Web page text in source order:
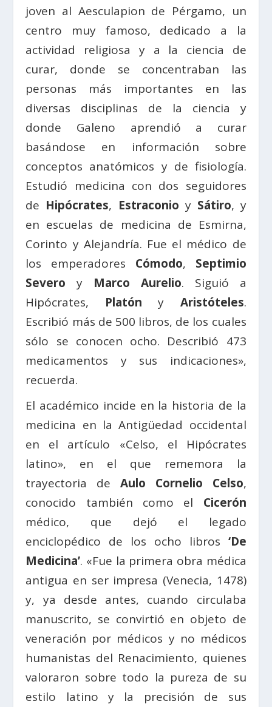
joven al Aesculapion de Pérgamo, un
centro muy famoso, dedicado a la
actividad religiosa y a la ciencia de
curar, donde se concentraban las
personas más importantes en las
diversas disciplinas de la ciencia y
donde Galeno aprendió a curar
basándose en información sobre
conceptos anatómicos y de fisiología.
Estudió medicina con dos seguidores
de Hipócrates, Estraconio y Sátiro, y
en escuelas de medicina de Esmirna,
Corinto y Alejandría. Fue el médico de
los emperadores Cómodo, Septimio
Severo y Marco Aurelio. Siguió a
Hipócrates, Platón y Aristóteles.
Escribió más de 500 libros, de los cuales
sólo se conocen ocho. Describió 473
medicamentos y sus indicaciones»,
recuerda.
El académico incide en la historia de la
medicina en la Antigüedad occidental
en el artículo «Celso, el Hipócrates
latino», en el que rememora la
trayectoria de Aulo Cornelio Celso,
conocido también como el Cicerón
médico, que dejó el legado
enciclopédico de los ocho libros ‘De
Medicina’. «Fue la primera obra médica
antigua en ser impresa (Venecia, 1478)
y, ya desde antes, cuando circulaba
manuscrito, se convirtió en objeto de
veneración por médicos y no médicos
humanistas del Renacimiento, quienes
valoraron sobre todo la pureza de su
estilo latino y la precisión de sus